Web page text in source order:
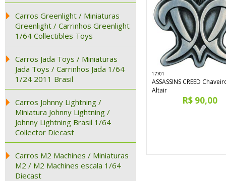
Carros Greenlight / Miniaturas
Greenlight / Carrinhos Greenlight
1/64 Collectibles Toys
Carros Jada Toys / Miniaturas
Jada Toys / Carrinhos Jada 1/64
1/24 2011 Brasil
Carros Johnny Lightning /
Miniatura Johnny Lightning /
Johnny Lightning Brasil 1/64
Collector Diecast
Carros M2 Machines / Miniaturas
M2 / M2 Machines escala 1/64
Diecast
17701
ASSASSINS CREED
Altair
R$ 90,00